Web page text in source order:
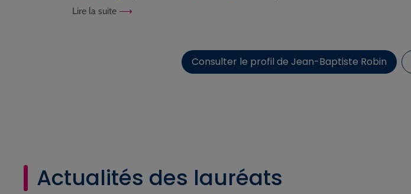
Lire la suite
Consulter le profil de Jean-Baptiste Robin
Actualités des lauréats